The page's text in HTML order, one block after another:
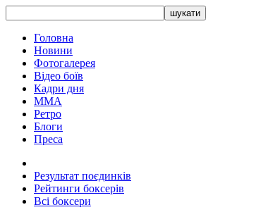
Головна
Новини
Фотогалерея
Відео боїв
Кадри дня
ММА
Ретро
Блоги
Преса
Результат поєдинків
Рейтинги боксерів
Всі боксери